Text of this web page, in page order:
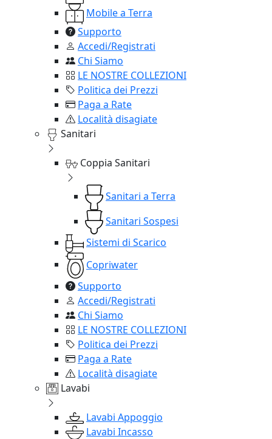
Mobile a Terra
Supporto
Accedi/Registrati
Chi Siamo
LE NOSTRE COLLEZIONI
Politica dei Prezzi
Paga a Rate
Località disagiate
Sanitari
Coppia Sanitari
Sanitari a Terra
Sanitari Sospesi
Sistemi di Scarico
Copriwater
Supporto
Accedi/Registrati
Chi Siamo
LE NOSTRE COLLEZIONI
Politica dei Prezzi
Paga a Rate
Località disagiate
Lavabi
Lavabi Appoggio
Lavabi Incasso